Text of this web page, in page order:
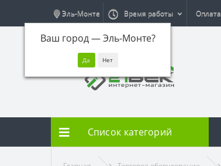
Эль-Монте
Ваш город —Эль-Монте?
Время работы Оплата
Список категорий